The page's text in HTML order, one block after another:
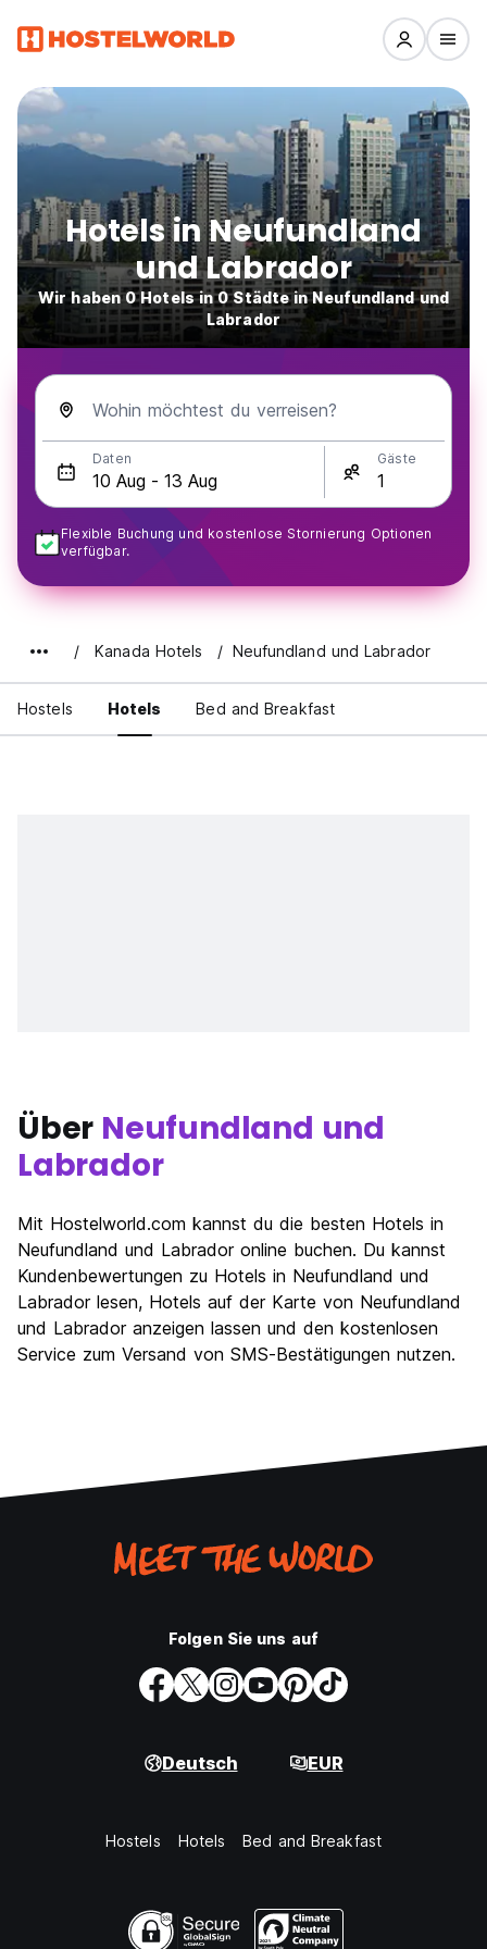
Hotels in Neufundland
und Labrador
Wir haben 0 Hotels in 0 Städte in Neufundland und
Labrador
Wohin möchtest du verreisen?
Daten Gäste
Flexible Buchung und kostenlose Stornierung Optionen
verfügbar.
Kanada Hotels Neufundland und Labrador
Hostels Hotels Bed and Breakfast
Über Neufundland und
Labrador
Mit Hostelworld.com kannst du die besten Hotels in
Neufundland und Labrador online buchen. Du kannst
Kundenbewertungen zu Hotels in Neufundland und
Labrador lesen, Hotels auf der Karte von Neufundland
und Labrador anzeigen lassen und den kostenlosen
Service zum Versand von SMS-Bestätigungen nutzen.
Folgen Sie uns auf
Deutsch EUR
Hostels Hotels Bed and Breakfast